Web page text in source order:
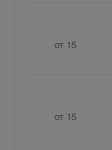
от 15
от 15